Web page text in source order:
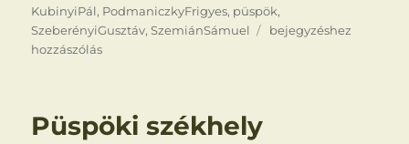
KubinyiPál, PodmaniczkyFrigyes, püspök,
SzeberényiGusztáv,SzemiánSámuel
Szeberényi
bejegyzéshez
hozzászólás
Püspöki székhely